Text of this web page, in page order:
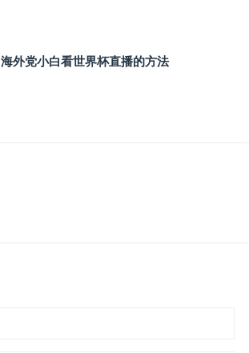
海外党小白看世界杯直播的方法